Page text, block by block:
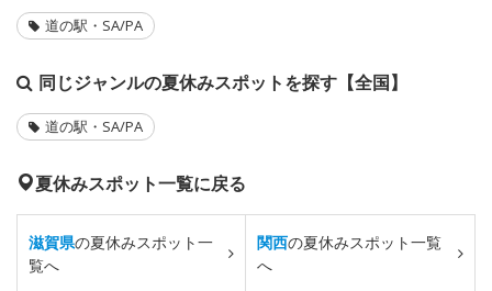
道の駅・SA/PA
同じジャンルの夏休みスポットを探す【全国】
道の駅・SA/PA
夏休みスポット一覧に戻る
滋賀県の夏休みスポット一
覧へ
関西の夏休みスポット一覧
へ